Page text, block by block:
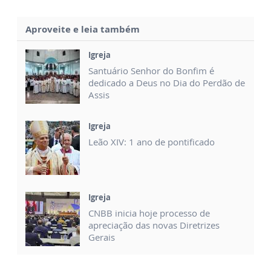
Aproveite e leia também
Igreja
Santuário Senhor do Bonfim é
dedicado a Deus no Dia do Perdão de
Assis
Igreja
Leão XIV: 1 ano de pontificado
Igreja
CNBB inicia hoje processo de
apreciação das novas Diretrizes
Gerais